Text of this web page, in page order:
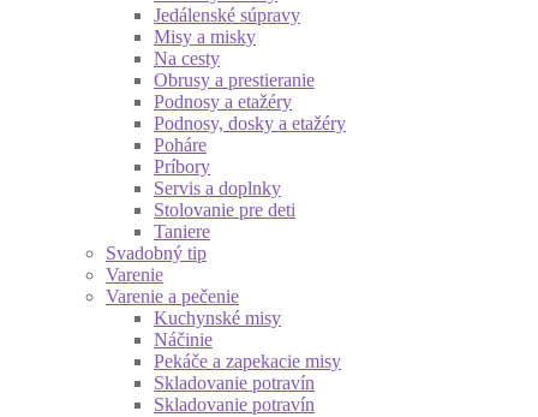
Jedálenské súpravy
Misy a misky
Na cesty
Obrusy a prestieranie
Podnosy a etažéry
Podnosy, dosky a etažéry
Poháre
Príbory
Servis a doplnky
Stolovanie pre deti
Taniere
Svadobný tip
Varenie
Varenie a pečenie
Kuchynské misy
Náčinie
Pekáče a zapekacie misy
Skladovanie potravín
Skladovanie potravín